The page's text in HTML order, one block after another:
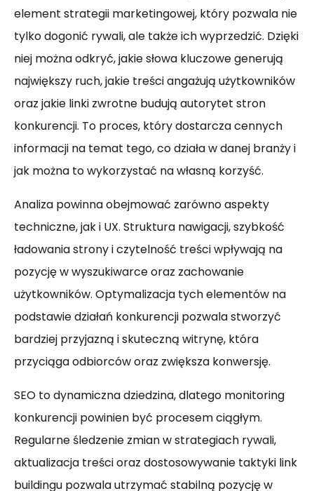
element strategii marketingowej, który pozwala nie
tylko dogonić rywali, ale także ich wyprzedzić. Dzięki
niej można odkryć, jakie słowa kluczowe generują
największy ruch, jakie treści angażują użytkowników
oraz jakie linki zwrotne budują autorytet stron
konkurencji. To proces, który dostarcza cennych
informacji na temat tego, co działa w danej branży i
jak można to wykorzystać na własną korzyść.
Analiza powinna obejmować zarówno aspekty
techniczne, jak i UX. Struktura nawigacji, szybkość
ładowania strony i czytelność treści wpływają na
pozycję w wyszukiwarce oraz zachowanie
użytkowników. Optymalizacja tych elementów na
podstawie działań konkurencji pozwala stworzyć
bardziej przyjazną i skuteczną witrynę, która
przyciąga odbiorców oraz zwiększa konwersję.
SEO to dynamiczna dziedzina, dlatego monitoring
konkurencji powinien być procesem ciągłym.
Regularne śledzenie zmian w strategiach rywali,
aktualizacja treści oraz dostosowywanie taktyki link
buildingu pozwala utrzymać stabilną pozycję w